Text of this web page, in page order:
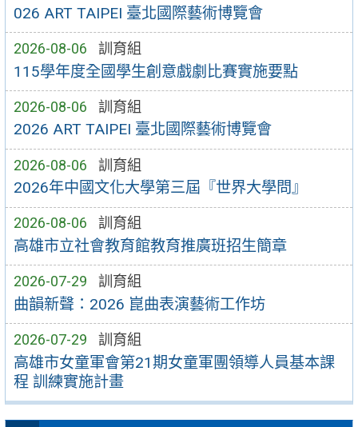
026 ART TAIPEI 臺北國際藝術博覽會
2026-08-06 訓育組
115學年度全國學生創意戲劇比賽實施要點
2026-08-06 訓育組
2026 ART TAIPEI 臺北國際藝術博覽會
2026-08-06 訓育組
2026年中國文化大學第三屆『世界大學問』
2026-08-06 訓育組
高雄市立社會教育館教育推廣班招生簡章
2026-07-29 訓育組
曲韻新聲：2026 崑曲表演藝術工作坊
2026-07-29 訓育組
高雄市女童軍會第21期女童軍團領導人員基本課
程 訓練實施計畫